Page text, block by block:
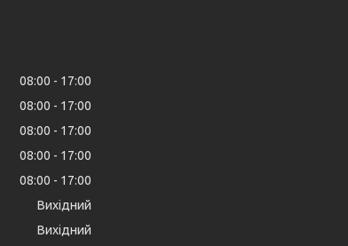
08:00
17:00
08:00
17:00
08:00
17:00
08:00
17:00
08:00
17:00
Вихідний
Вихідний